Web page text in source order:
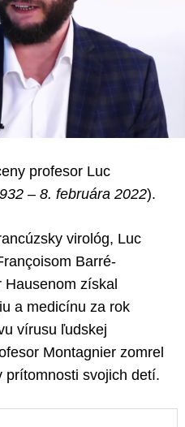
profesor Luc
– 8. februára 2022).
virológ, Luc
Barré-
získal
a medicínu za rok
vírusu ľudskej
Montagnier zomrel
prítomnosti svojich detí.